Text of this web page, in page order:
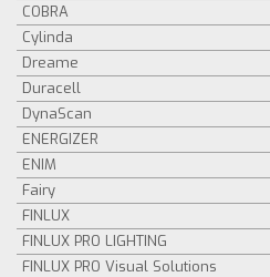
COBRA
Cylinda
Dreame
Duracell
DynaScan
ENERGIZER
ENIM
Fairy
FINLUX
FINLUX PRO LIGHTING
FINLUX PRO Visual Solutions